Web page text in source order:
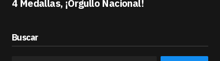
4 Medallas, ¡Orgullo Nacional!
Buscar